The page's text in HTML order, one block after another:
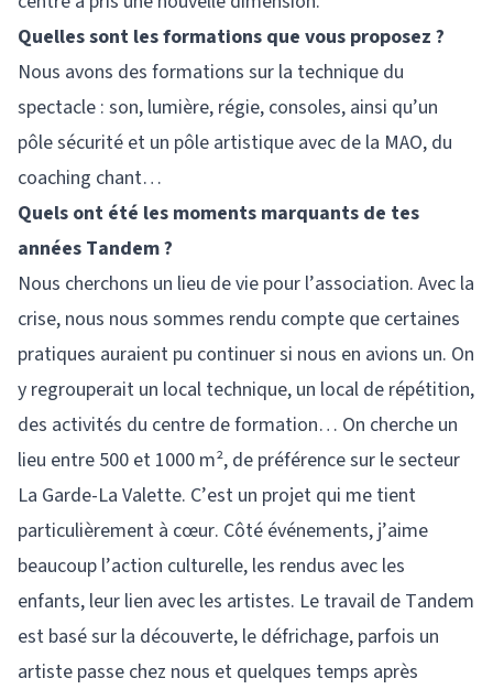
Quelles sont les formations que vous proposez ?
Nous avons des formations sur la technique du
spectacle : son, lumière, régie, consoles, ainsi qu’un
pôle sécurité et un pôle artistique avec de la MAO, du
coaching chant…
Quels ont été les moments marquants de tes
années Tandem ?
Nous cherchons un lieu de vie pour l’association. Avec la
crise, nous nous sommes rendu compte que certaines
pratiques auraient pu continuer si nous en avions un. On
y regrouperait un local technique, un local de répétition,
des activités du centre de formation… On cherche un
lieu entre 500 et 1000 m², de préférence sur le secteur
La Garde-La Valette. C’est un projet qui me tient
particulièrement à cœur. Côté événements, j’aime
beaucoup l’action culturelle, les rendus avec les
enfants, leur lien avec les artistes. Le travail de Tandem
est basé sur la découverte, le défrichage, parfois un
artiste passe chez nous et quelques temps après